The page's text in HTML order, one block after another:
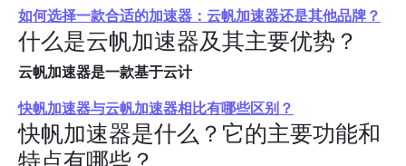
如何选择一款合适的加速器：云帆加速器还是其他品牌？
什么是云帆加速器及其主要优势？
云帆加速器是一款基于云计
快帆加速器与云帆加速器相比有哪些区别？
快帆加速器是什么？它的主要功能和
特点有哪些？